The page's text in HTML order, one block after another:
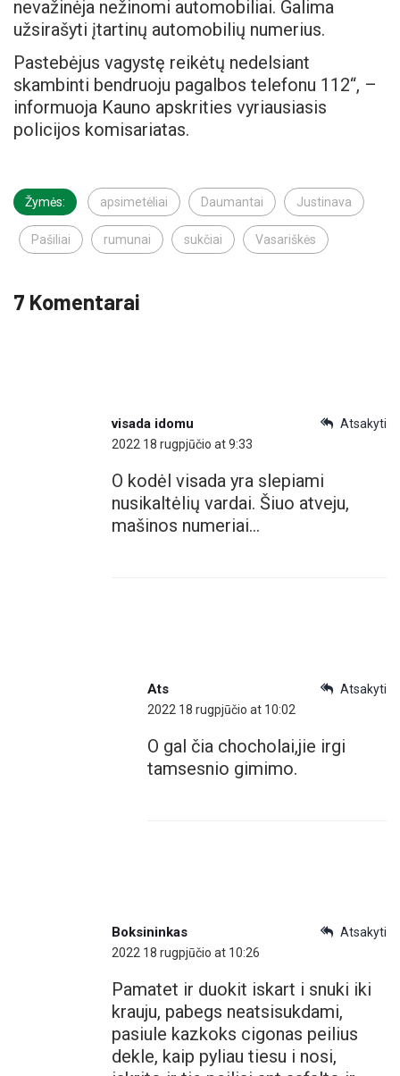
nevažinėja nežinomi automobiliai. Galima
užsirašyti įtartinų automobilių numerius.
Pastebėjus vagystę reikėtų nedelsiant
skambinti bendruoju pagalbos telefonu 112“, –
informuoja Kauno apskrities vyriausiasis
policijos komisariatas.
Žymės: apsimetėliai Daumantai Justinava
Pašiliai rumunai sukčiai Vasariškės
7 Komentarai
Atsakyti
visada idomu
2022 18 rugpjūčio at 9:33
O kodėl visada yra slepiami
nusikaltėlių vardai. Šiuo atveju,
mašinos numeriai…
Atsakyti
Ats
2022 18 rugpjūčio at 10:02
O gal čia chocholai,jie irgi
tamsesnio gimimo.
Atsakyti
Boksininkas
2022 18 rugpjūčio at 10:26
Pamatet ir duokit iskart i snuki iki
krauju, pabegs neatsisukdami,
pasiule kazkoks cigonas peilius
dekle, kaip pyliau tiesu i nosi,